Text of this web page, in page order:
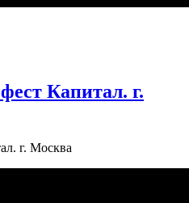
Капитал. г.
г. Москва